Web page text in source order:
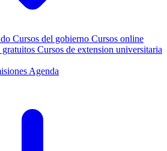
Cursos del gobierno Cursos online
gratuitos Cursos de extension universitaria
Agenda